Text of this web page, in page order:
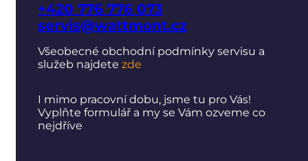
+420 776 776 073
servis@wattmont.cz
Všeobecné obchodní podmínky servisu a
služeb najdete zde
I mimo pracovní dobu, jsme tu pro Vás!
Vyplňte formulář a my se Vám ozveme co
nejdříve